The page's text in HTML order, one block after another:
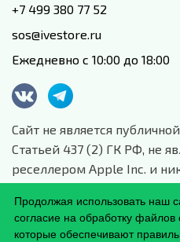
+7 499 380 77 52
sos@ivestore.ru
Ежедневно с 10:00 до 18:00
Сайт не является
Статьей 437 (2) ГК РФ, не
реселлером Apple Inc. и
данной компании и ее
Сайт носит сугубо
Обработка персональных
Продолжая использовать наш
согласие на обработку файлов
которые обеспечивают